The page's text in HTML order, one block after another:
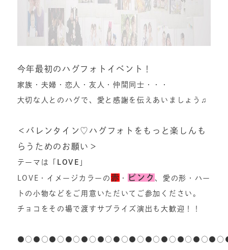
今年最初のハグフォトイベント！
家族・夫婦・恋人・友人・仲間同士・・・
大切な人とのハグで、愛と感謝を伝えあいましょう♫
＜バレンタイン♡ハグフォトをもっと楽しんも
らうためのお願い＞
テーマは「 LOVE 」
LOVE・イメージカラーの 赤 ・ ピンク 、愛の形・ハー
トの小物などをご用意いただいてご参加ください。
チョコをその場で渡すサプライズ演出も大歓迎！！